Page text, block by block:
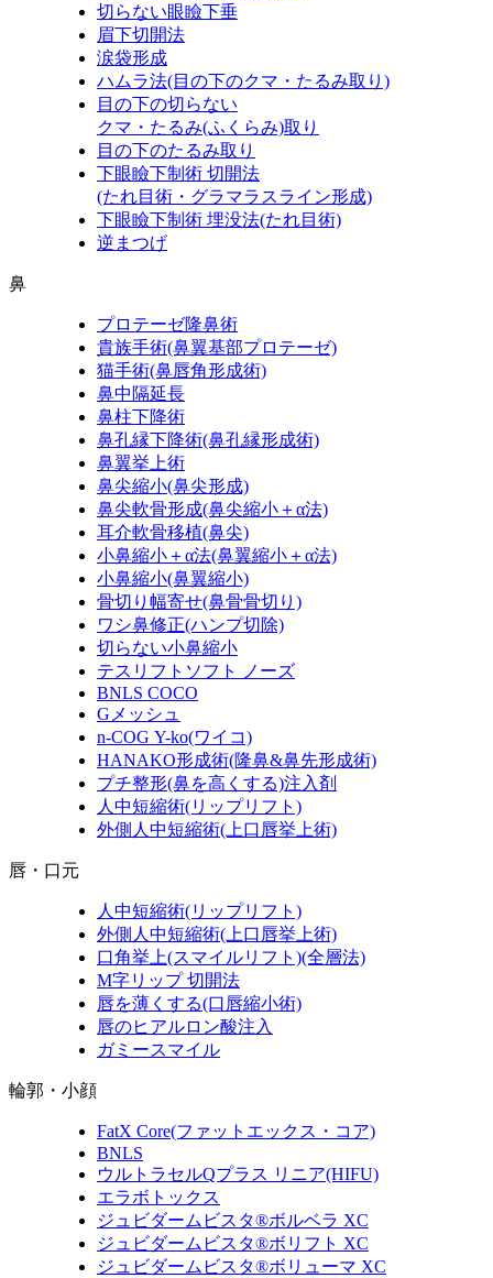
切らない眼瞼下垂
眉下切開法
涙袋形成
ハムラ法(目の下のクマ・たるみ取り)
目の下の切らない
クマ・たるみ(ふくらみ)取り
目の下のたるみ取り
下眼瞼下制術 切開法
(たれ目術・グラマラスライン形成)
下眼瞼下制術 埋没法(たれ目術)
逆まつげ
鼻
プロテーゼ隆鼻術
貴族手術(鼻翼基部プロテーゼ)
猫手術(鼻唇角形成術)
鼻中隔延長
鼻柱下降術
鼻孔縁下降術(鼻孔縁形成術)
鼻翼挙上術
鼻尖縮小(鼻尖形成)
鼻尖軟骨形成(鼻尖縮小＋α法)
耳介軟骨移植(鼻尖)
小鼻縮小＋α法(鼻翼縮小＋α法)
小鼻縮小(鼻翼縮小)
骨切り幅寄せ(鼻骨骨切り)
ワシ鼻修正(ハンプ切除)
切らない小鼻縮小
テスリフトソフト ノーズ
BNLS COCO
Gメッシュ
n-COG Y-ko(ワイコ)
HANAKO形成術(隆鼻&鼻先形成術)
プチ整形(鼻を高くする)注入剤
人中短縮術(リップリフト)
外側人中短縮術(上口唇挙上術)
唇・口元
人中短縮術(リップリフト)
外側人中短縮術(上口唇挙上術)
口角挙上(スマイルリフト)(全層法)
M字リップ 切開法
唇を薄くする(口唇縮小術)
唇のヒアルロン酸注入
ガミースマイル
輪郭・小顔
FatX Core(ファットエックス・コア)
BNLS
ウルトラセルQプラス リニア(HIFU)
エラボトックス
ジュビダームビスタ®ボルベラ XC
ジュビダームビスタ®ボリフト XC
ジュビダームビスタ®ボリューマ XC